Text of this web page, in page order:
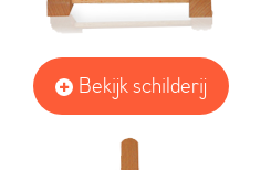
Bekijk schilderij